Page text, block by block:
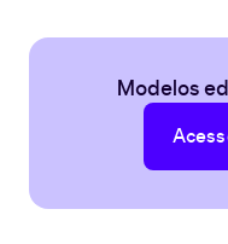
Modelos